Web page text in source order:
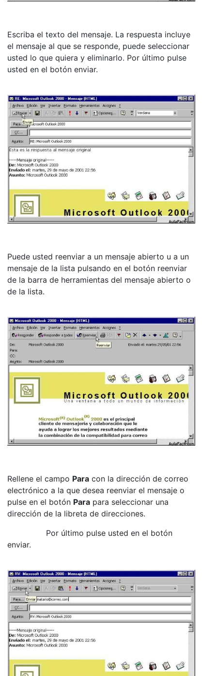
Escriba el texto del mensaje. La respuesta incluye
el mensaje al que se responde, puede seleccionar
usted lo que quiera y eliminarlo. Por último pulse
usted en el botón enviar.
Puede usted reenviar a un mensaje abierto u a un
mensaje de la lista pulsando en el botón reenviar
de la barra de herramientas del mensaje abierto o
de la lista.
Rellene el campo Para con la dirección de correo
electrónico a la que desea reenviar el mensaje o
pulse en el botón Para para seleccionar una
dirección de la libreta de direcciones.
Por último pulse usted en el botón
enviar.